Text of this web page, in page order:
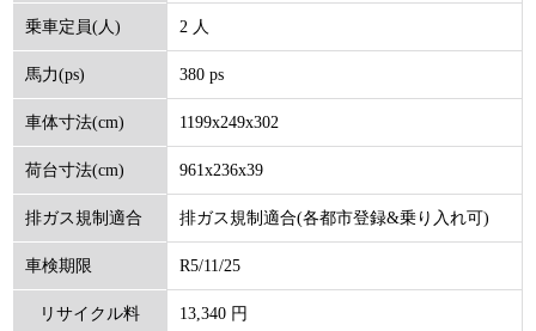
乗車定員(人) 2 人
馬力(ps) 380 ps
車体寸法(cm) 1199x249x302
荷台寸法(cm) 961x236x39
排ガス規制適合 排ガス規制適合(各都市登録&乗り入れ可)
車検期限 R5/11/25
リサイクル料 13,340 円